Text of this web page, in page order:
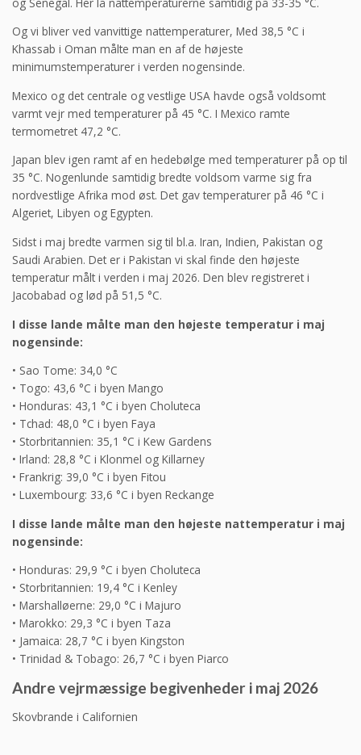
Og vi bliver ved vanvittige nattemperaturer, Med 38,5 °C i
Khassab i Oman målte man en af de højeste
minimumstemperaturer i verden nogensinde.
Mexico og det centrale og vestlige USA havde også voldsomt
varmt vejr med temperaturer på 45 °C. I Mexico ramte
termometret 47,2 °C.
Japan blev igen ramt af en hedebølge med temperaturer på op til
35 °C. Nogenlunde samtidig bredte voldsom varme sig fra
nordvestlige Afrika mod øst. Det gav temperaturer på 46 °C i
Algeriet, Libyen og Egypten.
Sidst i maj bredte varmen sig til bl.a. Iran, Indien, Pakistan og
Saudi Arabien. Det er i Pakistan vi skal finde den højeste
temperatur målt i verden i maj 2026. Den blev registreret i
Jacobabad og lød på 51,5 °C.
I disse lande målte man den højeste temperatur i maj
nogensinde:
• Sao Tome: 34,0 °C
• Togo: 43,6 °C i byen Mango
• Honduras: 43,1 °C i byen Choluteca
• Tchad: 48,0 °C i byen Faya
• Storbritannien: 35,1 °C i Kew Gardens
• Irland: 28,8 °C i Klonmel og Killarney
• Frankrig: 39,0 °C i byen Fitou
• Luxembourg: 33,6 °C i byen Reckange
I disse lande målte man den højeste nattemperatur i maj
nogensinde:
• Honduras: 29,9 °C i byen Choluteca
• Storbritannien: 19,4 °C i Kenley
• Marshalløerne: 29,0 °C i Majuro
• Marokko: 29,3 °C i byen Taza
• Jamaica: 28,7 °C i byen Kingston
• Trinidad & Tobago: 26,7 °C i byen Piarco
Andre vejrmæssige begivenheder i maj 2026
Skovbrande i Californien